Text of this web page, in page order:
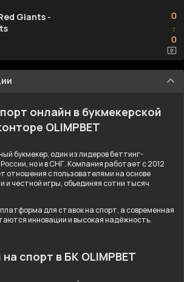
Giants -
0
:0
0
онлайн в букмекерской
OLIMPBET
букмекер, один из лидеров беттинг-
но и в СНГ. Компания работает с 2012
отношения с пользователями на основе
и честной игры, объединяя сотни тысяч
платформа для ставок на спорт, а современная
инновации и высокая надёжность.
спорт в БК OLIMPBET